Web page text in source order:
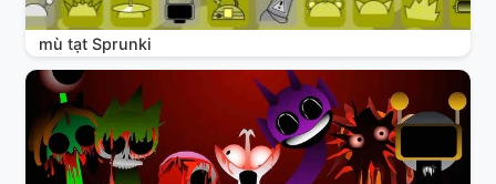
mù tạt Sprunki